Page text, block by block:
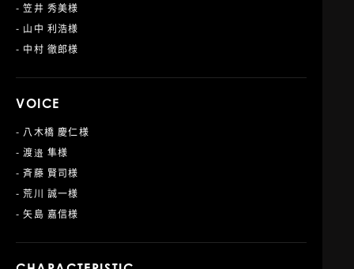
- 笠井 秀美様
- 山中 利浩様
- 中村 徹郎様
VOICE
- 八木橋 慶仁様
- 渡邉 隼様
- 斉藤 賢司様
- 荒川 誠一様
- 矢島 嘉信様